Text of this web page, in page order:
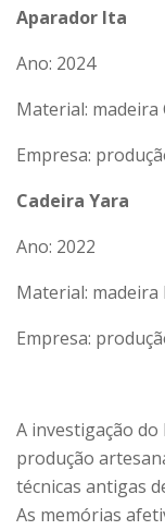
Aparador Ita
Ano: 2024
Material: madeira
Empresa:
Cadeira Yara
Ano: 2022
Material: madeira
Empresa:
A investigação do
produção
técnicas antigas
As memórias